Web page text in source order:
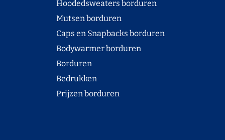
Hoodedsweaters borduren
Mutsen borduren
Caps en Snapbacks borduren
Bodywarmer borduren
Borduren
Bedrukken
Prijzen borduren